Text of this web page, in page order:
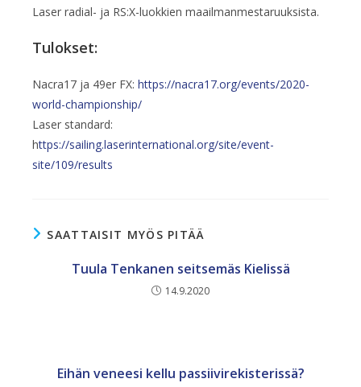
Laser radial- ja RS:X-luokkien maailmanmestaruuksista.
Tulokset:
Nacra17 ja 49er FX: https://nacra17.org/events/2020-
world-championship/
Laser standard:
https://sailing.laserinternational.org/site/event-
site/109/results
SAATTAISIT MYÖS PITÄÄ
Tuula Tenkanen seitsemäs Kielissä
14.9.2020
Eihän veneesi kellu passiivirekisterissä?